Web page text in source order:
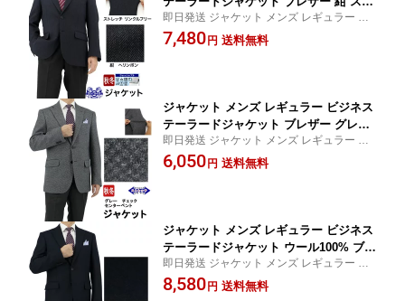
ライプ ヘリンボン 即日出荷 秋冬 春 ウ
ォームビズ A体 AB体 BB体 2I7C31-21
即日発送 ジャケット メンズ レギュラー ビ
ジネス テーラードジャケット ブレザー お
盆 秋冬先取り jacket 紺ブレ ストレッチ ゆ
7,480 円 送料無料
ジャケット メンズ レギュラー ビジネス
テーラードジャケット ブレザー グレー
チェック 格子 ストレッチ 即日出荷 秋
冬 春 ウォームビズ A体 AB体 BB体 2J7
即日発送 ジャケット メンズ レギュラー ビ
ジネス テーラードジャケット ブレザー お
盆 秋冬先取り jacket 紺ブレ ストレッチ ゆ
6,050 円 送料無料
ジャケット メンズ レギュラー ビジネス
テーラードジャケット ウール100% ブレ
ザー 紺 シャドー ストライプ ヘリンボ
ン 即日出荷 秋冬 春 ウォームビズ A体
即日発送 ジャケット メンズ レギュラー ビ
ジネス テーラードジャケット ウール100%
お盆 秋冬先取り jacket ブレザー 紺ブレ ゆ
8,580 円 送料無料